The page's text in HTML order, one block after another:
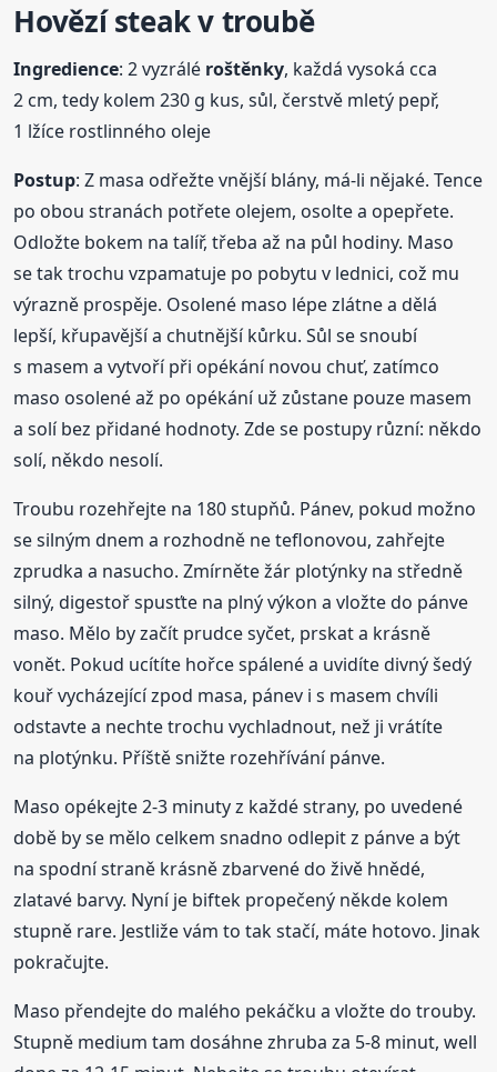
Hovězí steak v troubě
Ingredience: 2 vyzrálé roštěnky, každá vysoká cca
2 cm, tedy kolem 230 g kus, sůl, čerstvě mletý pepř,
1 lžíce rostlinného oleje
Postup: Z masa odřežte vnější blány, má-li nějaké. Tence
po obou stranách potřete olejem, osolte a opepřete.
Odložte bokem na talíř, třeba až na půl hodiny. Maso
se tak trochu vzpamatuje po pobytu v lednici, což mu
výrazně prospěje. Osolené maso lépe zlátne a dělá
lepší, křupavější a chutnější kůrku. Sůl se snoubí
s masem a vytvoří při opékání novou chuť, zatímco
maso osolené až po opékání už zůstane pouze masem
a solí bez přidané hodnoty. Zde se postupy různí: někdo
solí, někdo nesolí.
Troubu rozehřejte na 180 stupňů. Pánev, pokud možno
se silným dnem a rozhodně ne teflonovou, zahřejte
zprudka a nasucho. Zmírněte žár plotýnky na středně
silný, digestoř spusťte na plný výkon a vložte do pánve
maso. Mělo by začít prudce syčet, prskat a krásně
vonět. Pokud ucítíte hořce spálené a uvidíte divný šedý
kouř vycházející zpod masa, pánev i s masem chvíli
odstavte a nechte trochu vychladnout, než ji vrátíte
na plotýnku. Příště snižte rozehřívání pánve.
Maso opékejte 2-3 minuty z každé strany, po uvedené
době by se mělo celkem snadno odlepit z pánve a být
na spodní straně krásně zbarvené do živě hnědé,
zlatavé barvy. Nyní je biftek propečený někde kolem
stupně rare. Jestliže vám to tak stačí, máte hotovo. Jinak
pokračujte.
Maso přendejte do malého pekáčku a vložte do trouby.
Stupně medium tam dosáhne zhruba za 5-8 minut, well